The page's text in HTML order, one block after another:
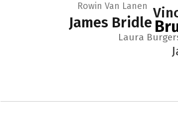
James Bridle
Laura
Rowin Van Lanen